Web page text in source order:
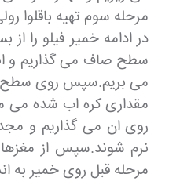
مرحله سوم تهیه باقلوا
در ادامه خمیر فیلو را
سطح صاف می گذاریم و
می بریم.سپس روی سطح
مقداری کره اب شده می
روی ان می گذاریم و
نرم شوند.سپس از
مرحله قبل روی خمیر به